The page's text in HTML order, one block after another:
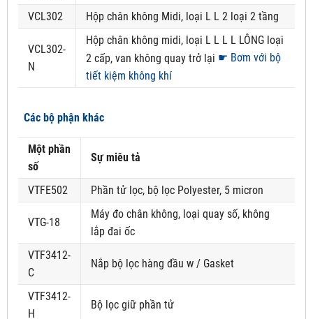
VCL302 Hộp chân không Midi, loại L L 2 loại 2 tầng
VCL302-
N
Hộp chân không midi, loại L L L L LÔNG loại
2 cấp, van không quay trở lại ☛ Bơm với bộ
tiết kiệm không khí
Các bộ phận khác
Một phần
số
Sự miêu tả
VTFE502 Phần tử lọc, bộ lọc Polyester, 5 micron
VTG-18
Máy đo chân không, loại quay số, không
lắp đai ốc
VTF3412-
C
Nắp bộ lọc hàng đầu w / Gasket
VTF3412-
H
Bộ lọc giữ phần tử